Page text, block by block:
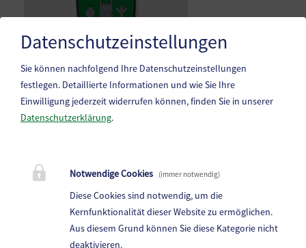
St. Gertraud 1, 9413 St.Gertraud
Telefon: +43 4352 72 180
E-Mail:frantschach@ktn.gde.at
Datenschutzeinstellungen
Sie können nachfolgend Ihre Datenschutzeinstellungen
festlegen. Detaillierte Informationen und wie Sie Ihre
Einwilligung jederzeit widerrufen können, finden Sie in unserer
Datenschutzerklärung.
Notwendige Cookies (immer notwendig)
Diese Cookies sind notwendig, um die
Kernfunktionalität dieser Website zu ermöglichen.
Aus diesem Grund können Sie diese Kategorie nicht
deaktivieren.